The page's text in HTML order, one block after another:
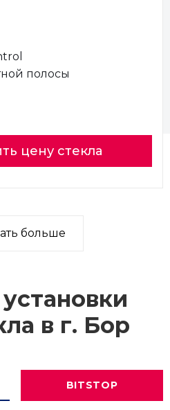
полосы
цену стекла
больше
в г. Бор
BITSTOP